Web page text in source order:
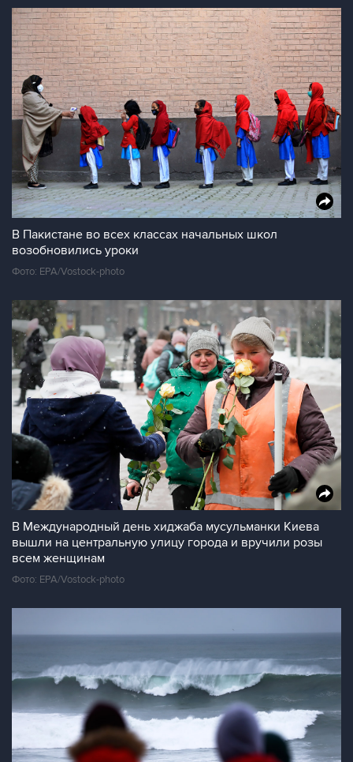
В Пакистане во всех классах начальных школ
возобновились уроки
Фото: EPA/Vostock-photo
В Международный день хиджаба мусульманки Киева
вышли на центральную улицу города и вручили розы
всем женщинам
Фото: EPA/Vostock-photo